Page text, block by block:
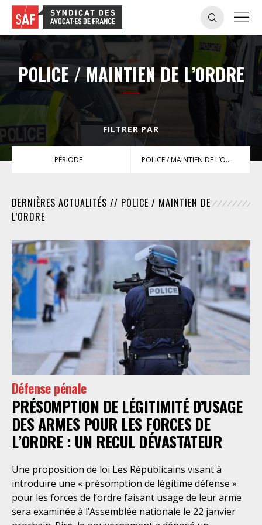
POLICE / MAINTIEN DE L’ORDRE
FILTRER PAR
PÉRIODE POLICE / MAINTIEN DE L’ORDRE
DERNIÈRES ACTUALITÉS // POLICE / MAINTIEN DE
L’ORDRE
Défense pénale
PRÉSOMPTION DE LÉGITIMITÉ D’USAGE
DES ARMES POUR LES FORCES DE
L’ORDRE : UN RECUL DÉVASTATEUR
Une proposition de loi Les Républicains visant à
introduire une « présomption de légitime défense »
pour les forces de l’ordre faisant usage de leur arme
sera examinée à l’Assemblée nationale le 22 janvier